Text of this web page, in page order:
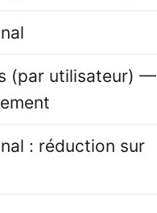
(par utilisateur) —
: réduction sur